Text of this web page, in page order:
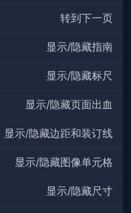
转到下一页
显示/隐藏指南
显示/隐藏标尺
显示/隐藏页面出血
显示/隐藏边距和装订线
显示/隐藏图像单元格
显示/隐藏尺寸